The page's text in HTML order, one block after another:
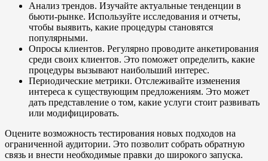
Анализ трендов. Изучайте актуальные тенденции в
бьюти-рынке. Используйте исследования и отчеты,
чтобы выявить, какие процедуры становятся
популярными.
Опросы клиентов. Регулярно проводите анкетирования
среди своих клиентов. Это поможет определить, какие
процедуры вызывают наибольший интерес.
Периодические метрики. Отслеживайте изменения
интереса к существующим предложениям. Это может
дать представление о том, какие услуги стоит развивать
или модифицировать.
Оцените возможность тестирования новых подходов на
ограниченной аудитории. Это позволит собрать обратную
связь и внести необходимые правки до широкого запуска.